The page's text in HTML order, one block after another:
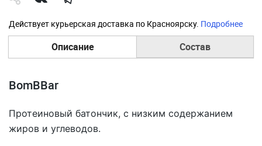
Действует курьерская доставка по Красноярску. Подробнее
Описание Состав
BomBBar
Протеиновый батончик, с низким содержанием
жиров и углеводов.